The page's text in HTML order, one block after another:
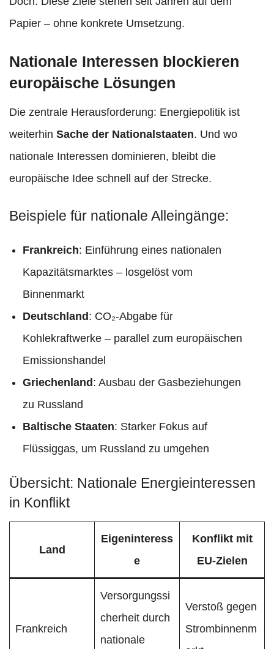
Papier – ohne konkrete Umsetzung.
Nationale Interessen blockieren
europäische Lösungen
Die zentrale Herausforderung: Energiepolitik ist
weiterhin Sache der Nationalstaaten. Und wo
nationale Interessen dominieren, bleibt die
europäische Idee schnell auf der Strecke.
Beispiele für nationale Alleingänge:
Frankreich: Einführung eines nationalen
Kapazitätsmarktes – losgelöst vom
Binnenmarkt
Deutschland : CO₂-Abgabe für
Kohlekraftwerke – parallel zum europäischen
Emissionshandel
Griechenland : Ausbau der Gasbeziehungen
zu Russland
Baltische Staaten: Starker Fokus auf
Flüssiggas, um Russland zu umgehen
Übersicht: Nationale Energieinteressen
in Konflikt
Land
Eigeninteress
e
Konflikt mit
EU-Zielen
Frankreich
Versorgungssi
cherheit durch
nationale
Verstoß gegen
Strombinnenm